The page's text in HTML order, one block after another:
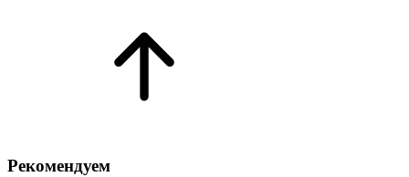
Рекомендуем